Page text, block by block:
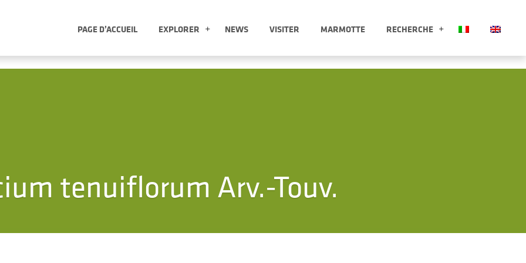
PAGE D’ACCUEIL EXPLORER NEWS VISITER MARMOTTE RECHERCHE
tenuiflorum Arv.-Touv.